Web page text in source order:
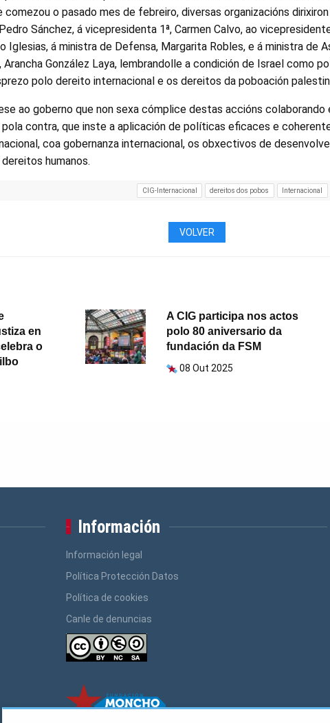
comezou o pasado mes de febreiro, diversas organizacións
Sánchez, á vicepresidenta 1ª, Carmen Calvo, ao
Iglesias, á ministra de Defensa, Margarita Robles, e á ministra de
Arancha González Laya, lembrandolle a condición de Israel como
polo dereito internacional e os dereitos da poboación
ao goberno que non sexa cómplice destas accións colaborando
pola contra, que inste a aplicación de políticas eficaces e
coa gobernanza internacional, os obxectivos de
humanos.
CIG-Internacional dereitos dos pobos Internacional
VOLVER
en
o
A CIG participa nos actos
polo 80 aniversario da
fundación da FSM
08 Out 2025
Información
Información legal
Política Protección Datos
Política de cookies
Canle de denuncias